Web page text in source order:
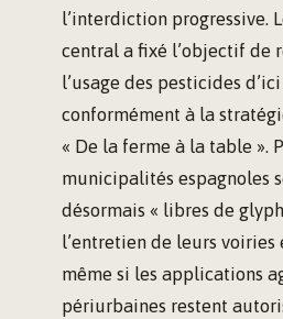
l’interdiction progressive.
central a fixé l’objectif de
l’usage des pesticides
conformément à la
« De la ferme à la table ».
municipalités espagnoles
désormais « libres de
l’entretien de leurs voiries
même si les applications
périurbaines restent